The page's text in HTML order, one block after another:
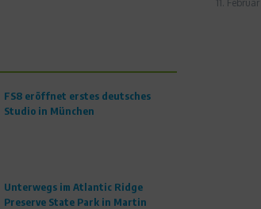
11.
FS8 eröffnet erstes deutsches
Studio in München
Unterwegs im Atlantic Ridge
Preserve State Park in Martin